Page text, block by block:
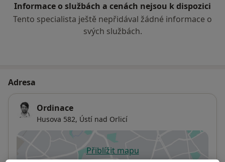
Informace o službách a cenách nejsou k dispozici
Tento specialista ještě nepřidával žádné informace o
svých službách.
Adresa
Ordinace
Husova 582, Ústí nad Orlicí
Přiblížit mapuse otevře v nové záložce